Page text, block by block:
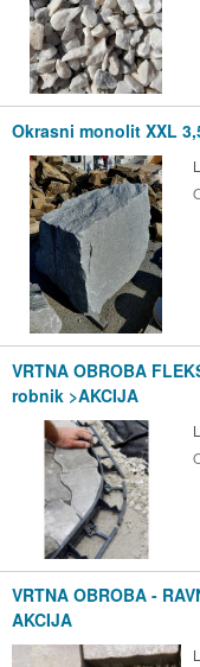
Okrasni monolit XXL
VRTNA OBROBA
robnik >AKCIJA
VRTNA OBROBA -
AKCIJA